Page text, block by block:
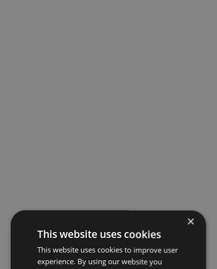
×
This website uses cookies
This website uses cookies to improve user
experience. By using our website you